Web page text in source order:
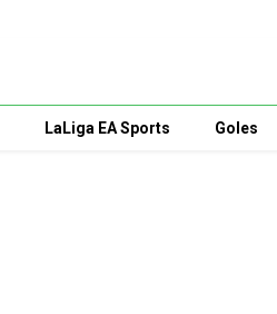
LaLiga EA Sports Goles